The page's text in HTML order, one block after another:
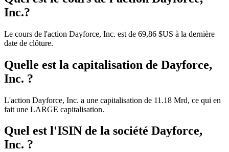
Inc.?
Le cours de l'action Dayforce, Inc. est de 69,86 $US à la dernière
date de clôture.
Quelle est la capitalisation de Dayforce,
Inc. ?
L'action Dayforce, Inc. a une capitalisation de 11.18 Mrd, ce qui en
fait une LARGE capitalisation.
Quel est l'ISIN de la société Dayforce,
Inc. ?